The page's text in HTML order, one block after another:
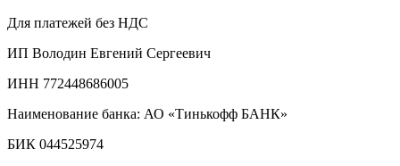
Для платежей без НДС
ИП Володин Евгений Сергеевич
ИНН 772448686005
Наименование банка: АО «Тинькофф БАНК»
БИК 044525974